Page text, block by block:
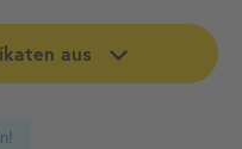
aus